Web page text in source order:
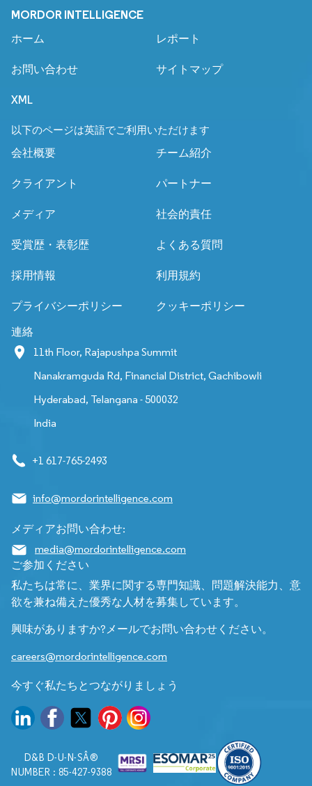
MORDOR INTELLIGENCE
ホーム レポート
お問い合わせ サイトマップ
XML
以下のページは英語でご利用いただけます
会社概要
チーム紹介
クライアント パートナー
メディア 社会的責任
受賞歴・表彰歴 よくある質問
採用情報 利用規約
プライバシーポリシー クッキーポリシー
連絡
11th Floor, Rajapushpa Summit
Nanakramguda Rd, Financial District, Gachibowli
Hyderabad, Telangana - 500032
India
+1 617-765-2493
info@mordorintelligence.com
メディアお問い合わせ:
media@mordorintelligence.com
ご参加ください
私たちは常に、業界に関する専門知識、問題解決能力、意
欲を兼ね備えた優秀な人材を募集しています。
興味がありますか?メールでお問い合わせください。
careers@mordorintelligence.com
今すぐ私たちとつながりましょう
D&B D-U-N-SÂ®
NUMBER : 85-427-9388